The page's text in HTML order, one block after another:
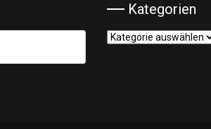
Kategorien
Kategorien